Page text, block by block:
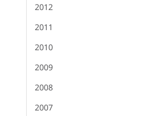
2012
2011
2010
2009
2008
2007